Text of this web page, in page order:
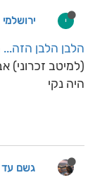
י ירושלמי 22
הלבן הלבן הזה...
(למיטב זכרוני)
היה נקי
גשם עד